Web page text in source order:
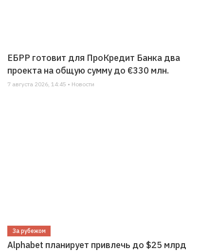
ЕБРР готовит для ПроКредит Банка два
проекта на общую сумму до €330 млн.
7 августа 2026, 14:45 • Новости
За рубежом
Alphabet планирует привлечь до $25 млрд